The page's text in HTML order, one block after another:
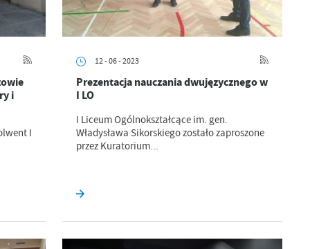
i
I
12 - 06 - 2023
Prezentacja nauczania dwujęzycznego w
I LO
I Liceum Ogólnokształcące im. gen.
Władysława Sikorskiego zostało zaproszone
przez Kuratorium...